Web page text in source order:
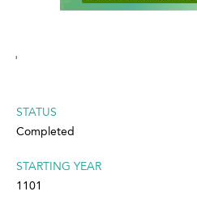
'
STATUS
Completed
STARTING YEAR
1101